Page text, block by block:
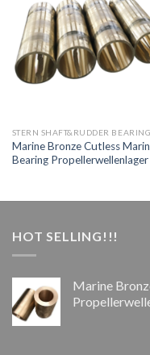
STERN SHAFT&RUDDER
Marine Bronze Cutless
Bearing Propellerwellenlager
HOT SELLING!!!
Marine